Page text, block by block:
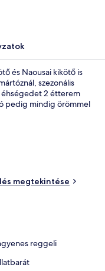
és Naousai kikötő is
szezonális
2 étterem
pedig mindig örömmel
megtekintése
reggeli